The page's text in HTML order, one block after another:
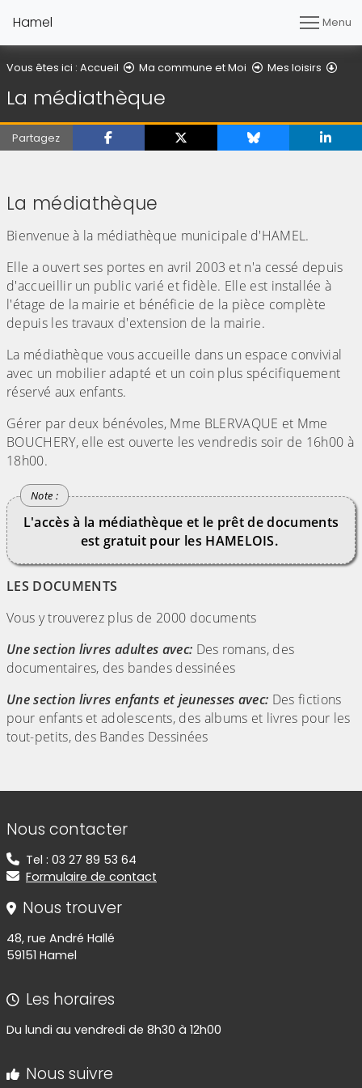
Hamel Menu
Vous êtes ici : Accueil Ma commune et Moi Mes loisirs
La médiathèque
Partagez
La médiathèque
Bienvenue à la médiathèque municipale d'HAMEL.
Elle a ouvert ses portes en avril 2003 et n'a cessé depuis
d'accueillir un public varié et fidèle. Elle est installée à
l'étage de la mairie et bénéficie de la pièce complète
depuis les travaux d'extension de la mairie.
La médiathèque vous accueille dans un espace convivial
avec un mobilier adapté et un coin plus spécifiquement
réservé aux enfants.
Gérer par deux bénévoles, Mme BLERVAQUE et Mme
BOUCHERY, elle est ouverte les vendredis soir de 16h00 à
18h00.
L'accès à la médiathèque et le prêt de documents
est gratuit pour les HAMELOIS.
LES DOCUMENTS
Vous y trouverez plus de 2000 documents
Une section livres adultes avec: Des romans, des
documentaires, des bandes dessinées
Une section livres enfants et jeunesses avec: Des fictions
pour enfants et adolescents, des albums et livres pour les
tout-petits, des Bandes Dessinées
Informations de contact
Nous contacter
Tel : 03 27 89 53 64
Formulaire de contact
Nous trouver
48, rue André Hallé
59151 Hamel
Les horaires
Du lundi au vendredi de 8h30 à 12h00
Nous suivre